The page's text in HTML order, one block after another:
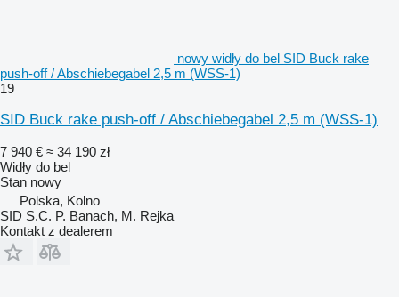
nowy widły do bel SID Buck rake
push-off / Abschiebegabel 2,5 m (WSS-1)
19
SID Buck rake push-off / Abschiebegabel 2,5 m (WSS-1)
7 940 € ≈ 34 190 zł
Widły do bel
Stan nowy
Polska, Kolno
SID S.C. P. Banach, M. Rejka
Kontakt z dealerem